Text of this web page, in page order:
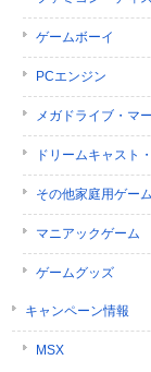
ゲームボーイ
PCエンジン
メガドライブ・マ
ドリームキャスト
その他家庭用ゲー
マニアックゲーム
ゲームグッズ
キャンペーン情報
MSX